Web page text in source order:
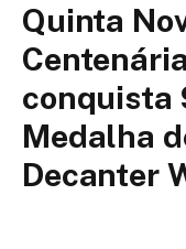
Quinta
conquista
Medalha
Decanter